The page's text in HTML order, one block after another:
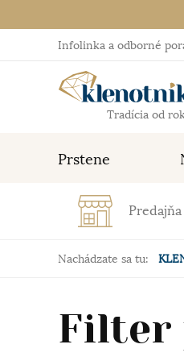
Infolinka a odborné
Tradícia od
Prstene
Nachádzate sa tu:
Filter